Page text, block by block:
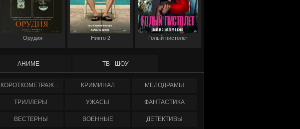
Орудия Никто 2 Голый пистолет
АНИМЕ ТВ - ШОУ
КОРОТКОМЕТРАЖНЫЕ КРИМИНАЛ МЕЛОДРАМЫ
ТРИЛЛЕРЫ УЖАСЫ ФАНТАСТИКА
ВЕСТЕРНЫ ВОЕННЫЕ ДЕТЕКТИВЫ